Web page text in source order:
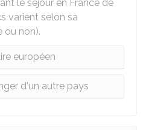
le séjour en France de
varient selon sa
ou non).
européen
d'un autre pays